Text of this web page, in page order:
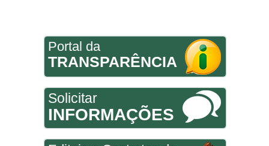
Portal da
TRANSPARÊNCIA
Solicitar
INFORMAÇÕES